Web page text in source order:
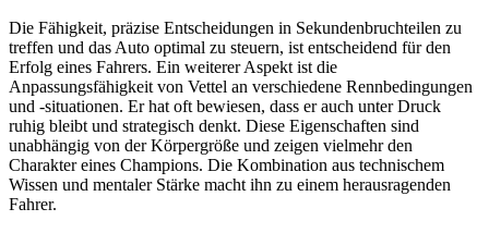
Die Fähigkeit, präzise Entscheidungen in Sekundenbruchteilen zu
treffen und das Auto optimal zu steuern, ist entscheidend für den
Erfolg eines Fahrers. Ein weiterer Aspekt ist die
Anpassungsfähigkeit von Vettel an verschiedene Rennbedingungen
und -situationen. Er hat oft bewiesen, dass er auch unter Druck
ruhig bleibt und strategisch denkt. Diese Eigenschaften sind
unabhängig von der Körpergröße und zeigen vielmehr den
Charakter eines Champions. Die Kombination aus technischem
Wissen und mentaler Stärke macht ihn zu einem herausragenden
Fahrer.